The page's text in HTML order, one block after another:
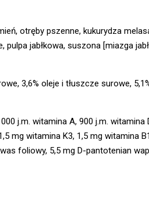
otręby pszenne, kukurydza
pulpa jabłkowa, suszona [miazga
3,6% oleje i tłuszcze surowe,
j.m. witamina A, 900 j.m.
mg witamina K3, 1,5 mg witamina
foliowy, 5,5 mg D-pantotenian